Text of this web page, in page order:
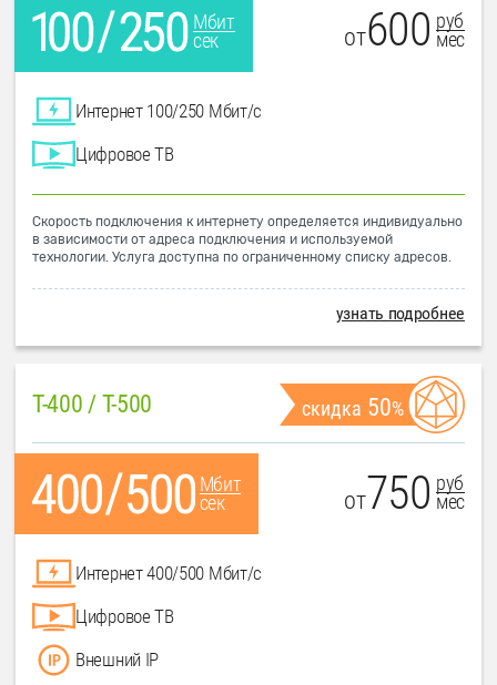
Мбит
сек
от600 руб
мес
Интернет 100/250 Мбит/с
Цифровое ТВ
Скорость подключения к интернету определяется индивидуально
в зависимости от адреса подключения и используемой
технологии. Услуга доступна по ограниченному списку адресов.
узнать подробнее
T-400 / T-500 скидка 50%
Мбит
сек
от750 руб
мес
Интернет 400/500 Мбит/с
Цифровое ТВ
Внешний IP